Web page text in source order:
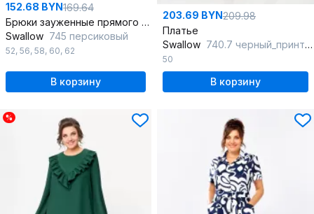
152.68 BYN169.64
Брюки зауженные прямого силуэта из хлопкового денима
Swallow 745 персиковый
52, 56, 58, 60, 62
В корзину
203.69 BYN209.98
Платье
Swallow 740.7 черный_принт_бежевые_листья
50
В корзину
%